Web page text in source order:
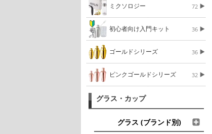
ミクソロジー 72
初心者向け入門キット 36
ゴールドシリーズ 36
ピンクゴールドシリーズ 32
グラス・カップ
グラス (ブランド別)